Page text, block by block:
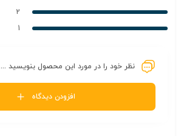
2
1
نظر خود را در مورد این محصول بنویسید ...
افزودن دیدگاه